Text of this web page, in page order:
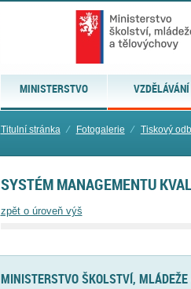
MINISTERSTVO VZDĚLÁVÁNÍ
Titulní stránka ⁄ Fotogalerie ⁄ Tiskový
SYSTÉM MANAGEMENTU
zpět o úroveň výš
MINISTERSTVO ŠKOLSTVÍ,